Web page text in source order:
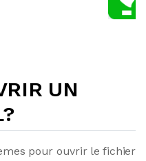
UN
pour ouvrir le fichier